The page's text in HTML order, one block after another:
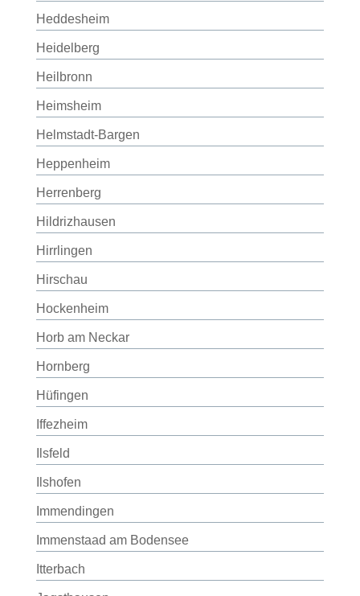
Heddesheim
Heidelberg
Heilbronn
Heimsheim
Helmstadt-Bargen
Heppenheim
Herrenberg
Hildrizhausen
Hirrlingen
Hirschau
Hockenheim
Horb am Neckar
Hornberg
Hüfingen
Iffezheim
Ilsfeld
Ilshofen
Immendingen
Immenstaad am Bodensee
Itterbach